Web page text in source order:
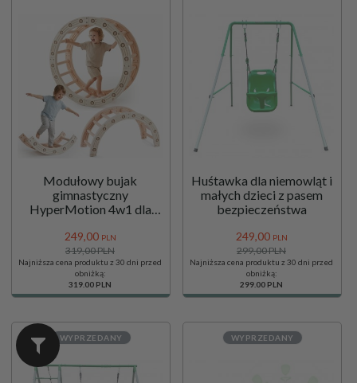
Modułowy bujak
gimnastyczny
HyperMotion 4w1 dla
wspinaczkowy i element
do balansowania do domu
i sali zabaw
249,00 PLN
319,00 PLN
Najniższa cena produktu z 30 dni przed
obniżką:
319.00 PLN
Huśtawka dla niemowląt i
małych dzieci z pasem
bezpieczeństwa
249,00 PLN
299,00 PLN
Najniższa cena produktu z 30 dni przed
obniżką:
299.00 PLN
WYPRZEDANY WYPRZEDANY